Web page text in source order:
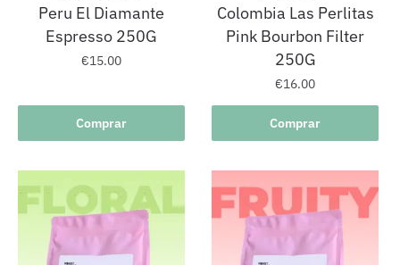
Peru El Diamante
Espresso 250G
€15.00
Comprar
Colombia Las Perlitas
Pink Bourbon Filter
250G
€16.00
Comprar